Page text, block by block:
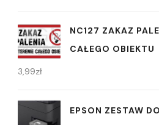
NC127 ZAKAZ
CAŁEGO OBIEKTU
3,99zł
EPSON ZESTAW